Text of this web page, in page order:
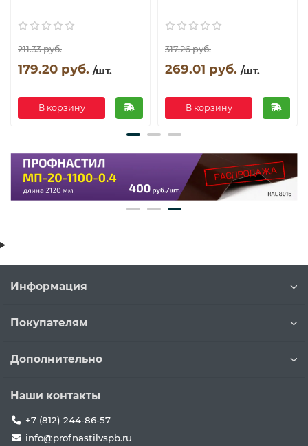
211.33 руб.
179.20 руб. /шт.
В корзину
317.26 руб.
269.01 руб. /шт.
В корзину
Информация
Покупателям
Дополнительно
Наши контакты
+7 (812) 244-86-57
info@profnastilvspb.ru